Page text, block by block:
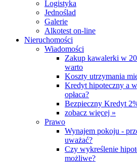
Logistyka
Jednoślad
Galerie
Alkotest on-line
Nieruchomości
Wiadomości
Zakup kawalerki w
warto
Koszty utrzymania
Kredyt hipoteczny a
opłaca?
Bezpieczny Kredyt
zobacz więcej »
Prawo
Wynajem pokoju -
uważać?
Czy wykreślenie
możliwe?